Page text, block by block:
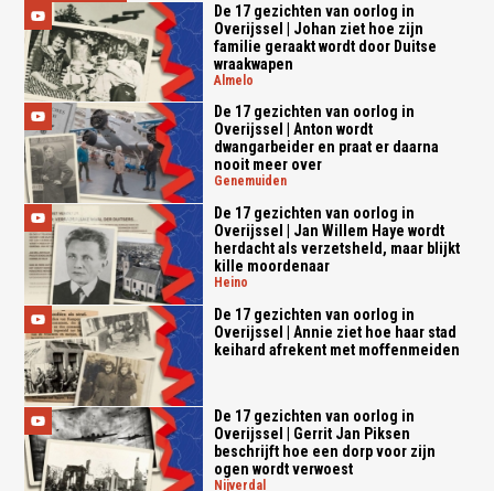
De 17 gezichten van oorlog in
Overijssel | Johan ziet hoe zijn
familie geraakt wordt door Duitse
wraakwapen
almelo
De 17 gezichten van oorlog in
Overijssel | Anton wordt
dwangarbeider en praat er daarna
nooit meer over
genemuiden
De 17 gezichten van oorlog in
Overijssel | Jan Willem Haye wordt
herdacht als verzetsheld, maar blijkt
kille moordenaar
heino
De 17 gezichten van oorlog in
Overijssel | Annie ziet hoe haar stad
keihard afrekent met moffenmeiden
De 17 gezichten van oorlog in
Overijssel | Gerrit Jan Piksen
beschrijft hoe een dorp voor zijn
ogen wordt verwoest
nijverdal